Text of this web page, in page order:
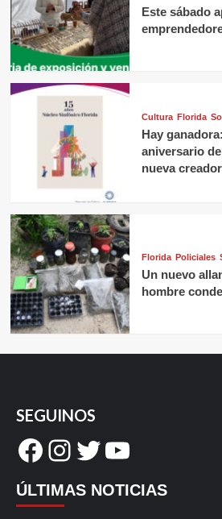
Este sábado
Cultura Florida
Hay
aniversario
nueva
Florida Policiales
Un nuevo
hombre
SEGUINOS
Facebook
Instagram
Twitter
YouTube
ÚLTIMAS NOTICIAS